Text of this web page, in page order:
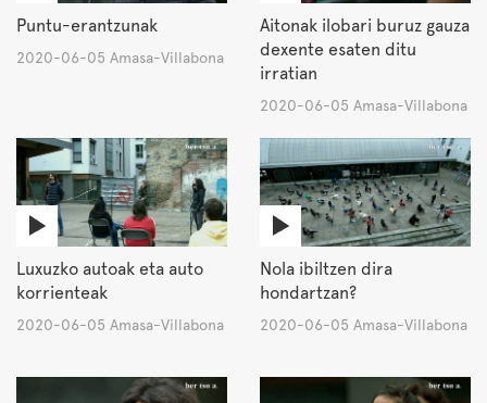
Puntu-erantzunak
2020-06-05 Amasa-Villabona
Aitonak ilobari buruz gauza
dexente esaten ditu
irratian
2020-06-05 Amasa-Villabona
Luxuzko autoak eta auto
korrienteak
2020-06-05 Amasa-Villabona
Nola ibiltzen dira
hondartzan?
2020-06-05 Amasa-Villabona